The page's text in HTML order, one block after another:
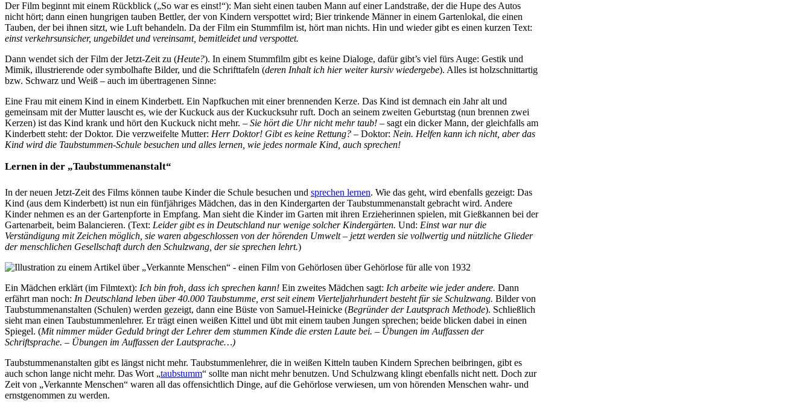
Der Film beginnt mit einem Rückblick („So war es einst!“): Man sieht einen tauben Mann auf einer Landstraße, der die Hupe des Autos
nicht hört; dann einen hungrigen tauben Bettler, der von Kindern verspottet wird; Bier trinkende Männer in einem Gartenlokal, die einen
Tauben, der bei ihnen sitzt, wie Luft behandeln. Da der Film ein Stummfilm ist, hört man nichts. Hin und wieder gibt es einen kurzen Text:
einst verkehrsunsicher, ungebildet und vereinsamt, bemitleidet und verspottet.
Dann wendet sich der Film der Jetzt-Zeit zu (Heute?). In einem Stummfilm gibt es keine Dialoge, dafür gibt’s viel fürs Auge: Gestik und
Mimik, illustrierende oder symbolhafte Bilder, und die Schrifttafeln (deren Inhalt ich hier weiter kursiv wiedergebe). Alles ist holzschnittartig
bzw. Schwarz und Weiß – auch im übertragenen Sinne:
Eine Frau mit einem Kind in einem Kinderbett. Ein Napfkuchen mit einer brennenden Kerze. Das Kind ist demnach ein Jahr alt und
gemeinsam mit der Mutter lauscht es, wie der Kuckuck aus der Kuckucksuhr ruft. Doch an seinem zweiten Geburtstag (nun brennen zwei
Kerzen) ist das Kind krank und hört den Kuckuck nicht mehr. – Sie hört die Uhr nicht mehr taub! – sagt ein dicker Mann, der gleichfalls am
Kinderbett steht: der Doktor. Die verzweifelte Mutter: Herr Doktor! Gibt es keine Rettung? – Doktor: Nein. Helfen kann ich nicht, aber das
Kind wird die Taubstummen-Schule besuchen und alles lernen, wie jedes normale Kind, auch sprechen!
Lernen in der „Taubstummenanstalt“
In der neuen Jetzt-Zeit des Films können taube Kinder die Schule besuchen und sprechen lernen. Wie das geht, wird ebenfalls gezeigt: Das
Kind (aus dem Kinderbett) ist nun ein fünfjähriges Mädchen, das in den Kindergarten der Taubstummenanstalt gebracht wird. Andere
Kinder nehmen es an der Gartenpforte in Empfang. Man sieht die Kinder im Garten mit ihren Erzieherinnen spielen, mit Gießkannen bei der
Gartenarbeit, beim Balancieren. (Text: Leider gibt es in Deutschland nur wenige solcher Kindergärten. Und: Einst war nur die
Verständigung mit Zeichen möglich, sie waren abgeschlossen von der hörenden Umwelt – jetzt werden sie vollwertig und nützliche Glieder
der menschlichen Gesellschaft durch den Schulzwang, der sie sprechen lehrt.)
Ein Mädchen erklärt (im Filmtext): Ich bin froh, dass ich sprechen kann! Ein zweites Mädchen sagt: Ich arbeite wie jeder andere. Dann
erfährt man noch: In Deutschland leben über 40.000 Taubstumme, erst seit einem Vierteljahrhundert besteht für sie Schulzwang. Bilder von
Taubstummenanstalten (Schulen) werden gezeigt, dann eine Büste von Samuel-Heinicke (Begründer der Lautsprach Methode). Schließlich
sieht man einen Taubstummenlehrer. Er trägt einen weißen Kittel und übt mit einem tauben Jungen sprechen; beide blicken dabei in einen
Spiegel. (Mit nimmer müder Geduld bringt der Lehrer dem stummen Kinde die ersten Laute bei. – Übungen im Auffassen der
Schriftsprache. – Übungen im Auffassen der Lautsprache…)
Taubstummenanstalten gibt es längst nicht mehr. Taubstummenlehrer, die in weißen Kitteln tauben Kindern Sprechen beibringen, gibt es
auch schon lange nicht mehr. Das Wort „taubstumm“ sollte man nicht mehr benutzen. Und Schulzwang klingt ebenfalls nicht nett. Doch zur
Zeit von „Verkannte Menschen“ waren all das offensichtlich Dinge, auf die Gehörlose verwiesen, um von hörenden Menschen wahr- und
ernstgenommen zu werden.